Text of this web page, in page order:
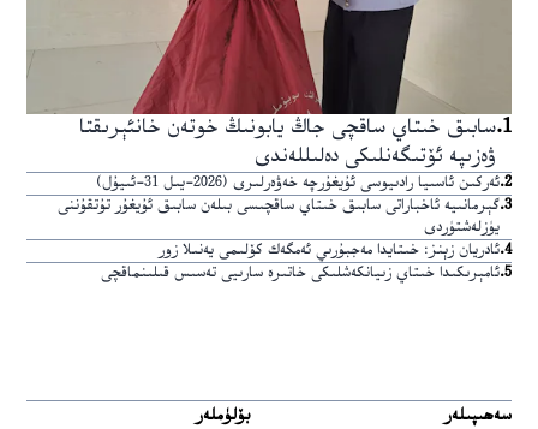
1
.سابىق خىتاي ساقچى جاڭ يابونىڭ خوتەن خانئېرىقتا
ۋەزىپە ئۆتىگەنلىكى دەلىللەندى
2
.ئەركىن ئاسىيا رادىيوسى ئۇيغۇرچە خەۋەرلىرى (2026-يىل 31-ئىيۇل)
3
.گېرمانىيە ئاخباراتى سابىق خىتاي ساقچىسى بىلەن سابىق ئۇيغۇر تۇتقۇننى
يۈزلەشتۈردى
4
.ئادريان زېنز: خىتايدا مەجبۇرىي ئەمگەك كۆلىمى يەنىلا زور
5
.ئامېرىكىدا خىتاي زىيانكەشلىكى خاتىرە سارىيى تەسىس قىلىنماقچى
سەھىپىلەر
بۆلۈملەر